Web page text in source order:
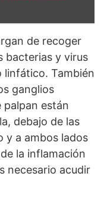
de recoger
bacterias y virus
linfático. También
ganglios
palpan están
debajo de las
y a ambos lados
la inflamación
necesario acudir